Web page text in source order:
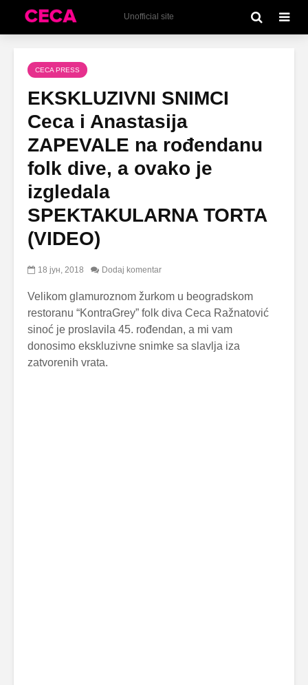
Unofficial site
CECA PRESS
EKSKLUZIVNI SNIMCI
Ceca i Anastasija
ZAPEVALE na rođendanu
folk dive, a ovako je
izgledala
SPEKTAKULARNA TORTA
(VIDEO)
18 јун, 2018 Dodaj komentar
Velikom glamuroznom žurkom u beogradskom
restoranu “KontraGrey” folk diva Ceca Ražnatović
sinoć je proslavila 45. rođendan, a mi vam
donosimo ekskluzivne snimke sa slavlja iza
zatvorenih vrata.